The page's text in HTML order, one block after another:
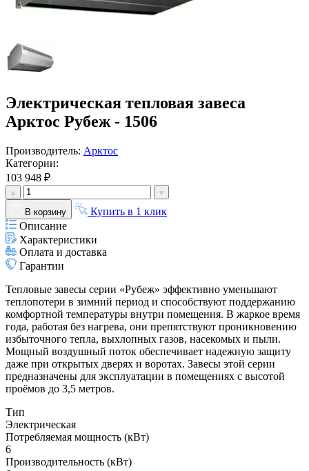
Электрическая тепловая завеса
Арктос Рубеж - 1506
Производитель: Арктос
Категории:
103 948 ₽
В корзину
Купить в 1 клик
Описание
Характеристики
Оплата и доставка
Гарантии
Тепловые завесы серии «Рубеж» эффективно уменьшают
теплопотери в зимний период и способствуют поддержанию
комфортной температуры внутри помещения. В жаркое время
года, работая без нагрева, они препятствуют проникновению
избыточного тепла, выхлопных газов, насекомых и пыли.
Мощный воздушный поток обеспечивает надежную защиту
даже при открытых дверях и воротах. Завесы этой серии
предназначены для эксплуатации в помещениях с высотой
проёмов до 3,5 метров.
Тип
Электрическая
Потребляемая мощность (кВт)
6
Производительность (кВт)